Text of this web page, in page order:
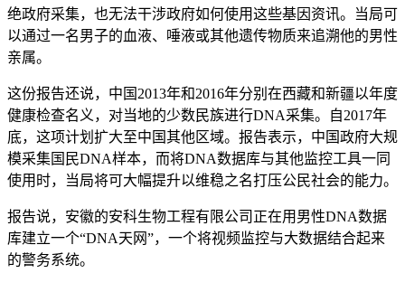
绝政府采集，也无法干涉政府如何使用这些基因资讯。当局可
以通过一名男子的血液、唾液或其他遗传物质来追溯他的男性
亲属。
这份报告还说，中国2013年和2016年分别在西藏和新疆以年度
健康检查名义，对当地的少数民族进行DNA采集。自2017年
底，这项计划扩大至中国其他区域。报告表示，中国政府大规
模采集国民DNA样本，而将DNA数据库与其他监控工具一同
使用时，当局将可大幅提升以维稳之名打压公民社会的能力。
报告说，安徽的安科生物工程有限公司正在用男性DNA数据
库建立一个“DNA天网”，一个将视频监控与大数据结合起来
的警务系统。